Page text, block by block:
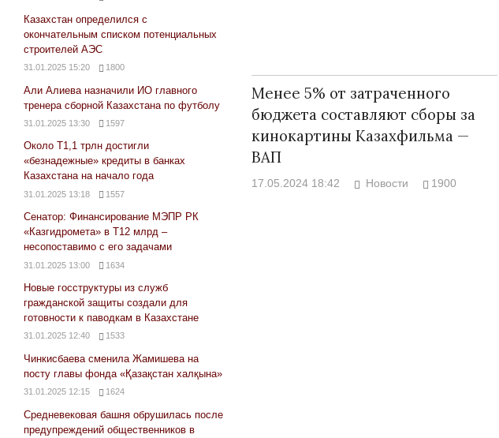
Менее 5% от затраченного
бюджета составляют сборы за
кинокартины Казахфильма —
ВАП
17.05.2024 18:42 Новости 1900
Казахстан определился с
окончательным списком потенциальных
строителей АЭС
31.01.2025 15:20 1800
Али Алиева назначили ИО главного
тренера сборной Казахстана по футболу
31.01.2025 13:30 1597
Около Т1,1 трлн достигли
«безнадежные» кредиты в банках
Казахстана на начало года
31.01.2025 13:18 1557
Сенатор: Финансирование МЭПР РК
«Казгидромета» в Т12 млрд –
несопоставимо с его задачами
31.01.2025 13:00 1634
Новые госструктуры из служб
гражданской защиты создали для
готовности к паводкам в Казахстане
31.01.2025 12:40 1533
Чинкисбаева сменила Жамишева на
посту главы фонда «Қазақстан халқына»
31.01.2025 12:15 1624
Средневековая башня обрушилась после
предупреждений общественников в